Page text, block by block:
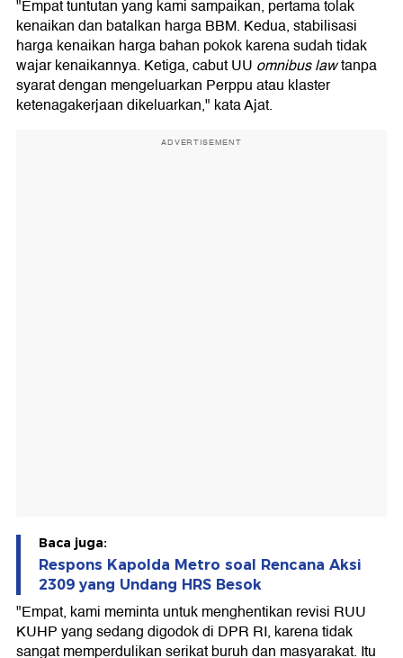
"Empat tuntutan yang kami sampaikan, pertama tolak
kenaikan dan batalkan harga BBM. Kedua, stabilisasi
harga kenaikan harga bahan pokok karena sudah tidak
wajar kenaikannya. Ketiga, cabut UU omnibus lawtanpa
syarat dengan mengeluarkan Perppu atau klaster
ketenagakerjaan dikeluarkan," kata Ajat.
ADVERTISEMENT
Baca juga:
Respons Kapolda Metro soal Rencana Aksi
2309 yang Undang HRS Besok
"Empat, kami meminta untuk menghentikan revisi RUU
KUHP yang sedang digodok di DPR RI, karena tidak
sangat memperdulikan serikat buruh dan masyarakat. Itu